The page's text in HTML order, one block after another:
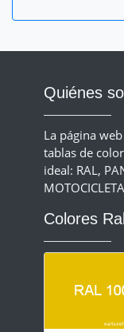
Quiénes
La página
tablas de
ideal: RAL,
Colores